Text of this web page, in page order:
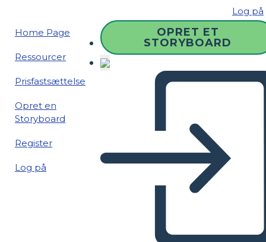
Log på
Home Page
Ressourcer
Prisfastsættelse
Opret en
Storyboard
Register
Log på
OPRET ET
STORYBOARD